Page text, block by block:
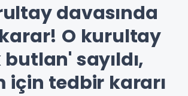
davasında
karar! O kurultay
sayıldı,
için tedbir kararı